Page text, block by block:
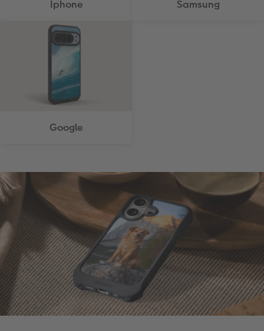
Iphone Samsung
Google